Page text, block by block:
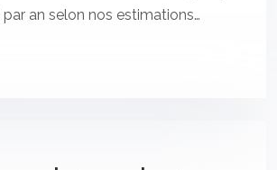
par an selon nos estimations…